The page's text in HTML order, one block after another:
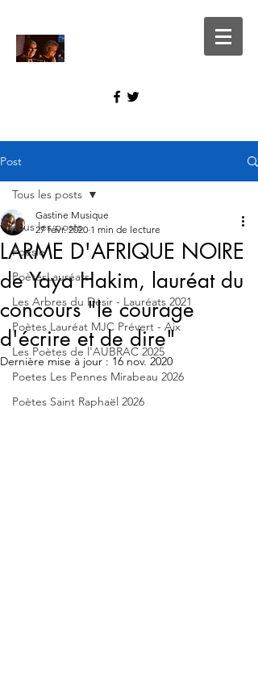
Post
Tous les posts
Poésie
PoètesLauréats
Les Arbres du Désir - Lauréats 2021
Poètes Lauréat MJC Prévert - Aix
Les Poètes de l'AUBRAC 2025
Poetes Les Pennes Mirabeau 2026
Poètes Saint Raphaël 2026
Tous les posts
LARME D'AFRIQUE NOIRE
de Yaya Hakim, lauréat du
concours "le courage
d'écrire et de dire"
Gastine Musique
27 févr. 2020 1 min de lecture
Dernière mise à jour : 16 nov. 2020